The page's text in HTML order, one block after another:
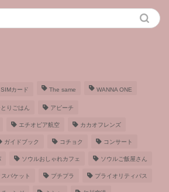
SIMカード The same WANNA ONE
りごはん アピーチ
エチオピア航空 カカオフレンズ
ガイドブック コチョク コンサート
ソウルおしゃれカフェ ソウルご飯屋さん
スバケット プチプラ プライオリティパス